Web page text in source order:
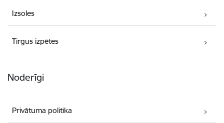
Izsoles
Tirgus izpētes
Noderīgi
Privātuma politika